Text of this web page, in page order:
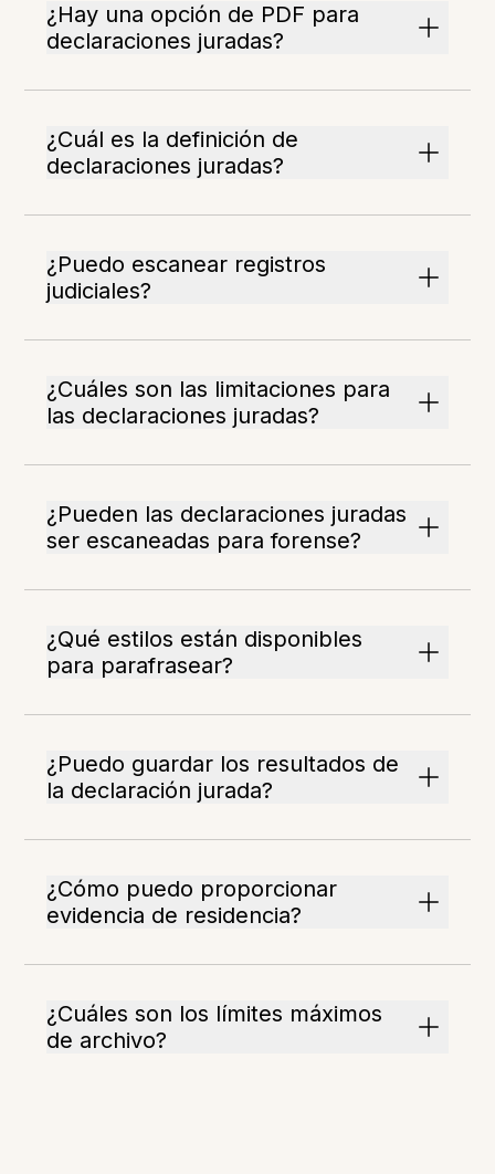
¿Hay una opción de PDF para
declaraciones juradas?
¿Cuál es la definición de
declaraciones juradas?
¿Puedo escanear registros
judiciales?
¿Cuáles son las limitaciones para
las declaraciones juradas?
¿Pueden las declaraciones juradas
ser escaneadas para forense?
¿Qué estilos están disponibles
para parafrasear?
¿Puedo guardar los resultados de
la declaración jurada?
¿Cómo puedo proporcionar
evidencia de residencia?
¿Cuáles son los límites máximos
de archivo?